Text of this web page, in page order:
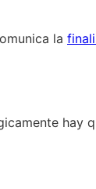
la
hay